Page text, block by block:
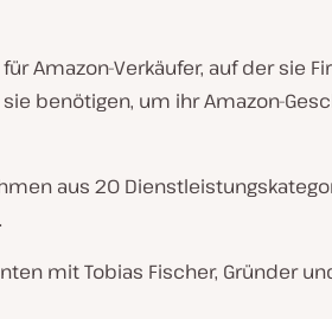
Amazon-Verkäufer, auf der sie
benötigen, um ihr Amazon-
aus 20
mit Tobias Fischer, Gründer